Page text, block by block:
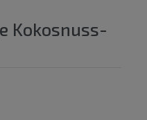
Kokosnuss-